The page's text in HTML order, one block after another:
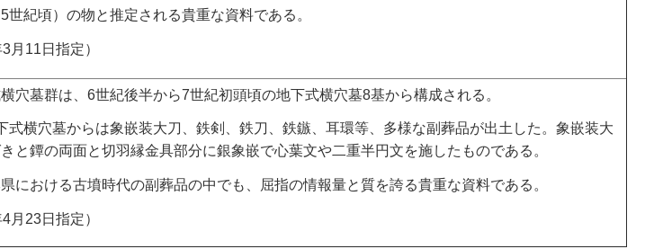
世紀頃）の物と推定される貴重な資料である。
月11日指定）
穴墓群は、6世紀後半から7世紀初頭頃の地下式横穴墓8基から構成される。
式横穴墓からは象嵌装大刀、鉄剣、鉄刀、鉄鏃、耳環等、多様な副葬品が出土した。象嵌装大
と鐔の両面と切羽縁金具部分に銀象嵌で心葉文や二重半円文を施したものである。
における古墳時代の副葬品の中でも、屈指の情報量と質を誇る貴重な資料である。
月23日指定）